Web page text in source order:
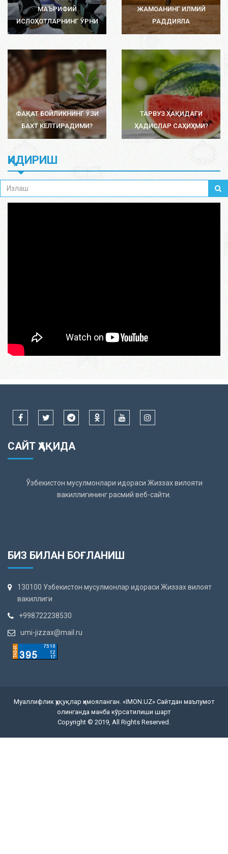
МАЪРИФИЙ
ИСЛОҲОТЛАРНИНГ ЎРНИ
ЖАМОАНИНГ ИЛМИЙ
РАДДИЯЛА
ФАҚАТ БОЙЛИКНИНГ ЎЗИ
БАХТ КЕЛТИРАДИМИ?
ТАРВУЗ ҲАҚИДАГИ
ҲАДИСЛАР САҲИҲМИ?
ҚИДИРИШ
САЙТ ҲАҚИДА
Ўзбекистон мусулмонлари идораси Жиззах вилояти
вакиллигининг расмий веб-сайти.
БИЗ БИЛАН БОҒЛАНИШ
130100 Узбекистон мусулмонлар идораси Жиззах вилоят
вакиллиги
+998722238530
umi-jizzax@mail.ru
Муаллифлик ҳуқуқлар ҳимояланган. «IMON.UZ» Сайтдан маълумот
олинганда манба кўрсатилиши шарт
Copyright © 2019, All Rights Reserved.